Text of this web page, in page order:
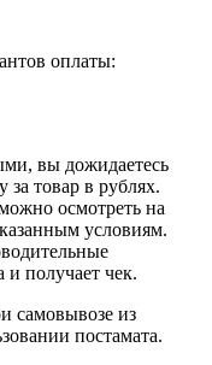
оплаты:
вы дожидаетесь
за товар в рублях.
осмотреть на
условиям.
получает чек.
самовывозе из
постамата.